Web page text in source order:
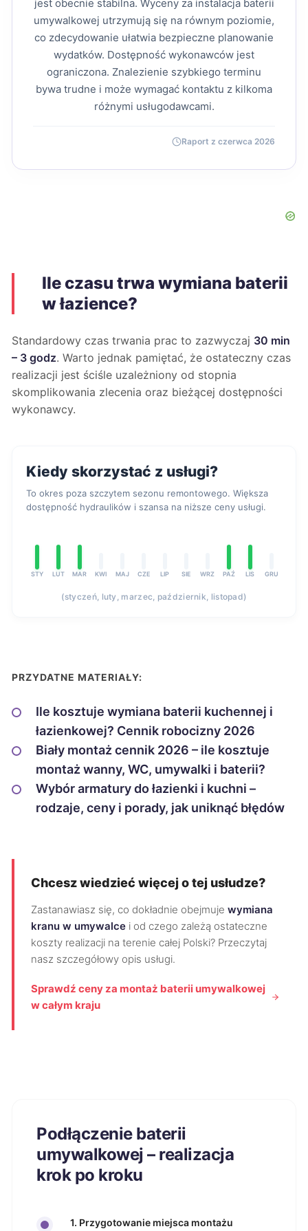
jest obecnie stabilna. Wyceny za instalacja baterii
umywalkowej utrzymują się na równym poziomie,
co zdecydowanie ułatwia bezpieczne planowanie
wydatków. Dostępność wykonawców jest
ograniczona. Znalezienie szybkiego terminu
bywa trudne i może wymagać kontaktu z kilkoma
różnymi usługodawcami.
Raport z czerwca 2026
Ile czasu trwa wymiana baterii
w łazience?
Standardowy czas trwania prac to zazwyczaj 30 min
– 3 godz. Warto jednak pamiętać, że ostateczny czas
realizacji jest ściśle uzależniony od stopnia
skomplikowania zlecenia oraz bieżącej dostępności
wykonawcy.
Kiedy skorzystać z usługi?
To okres poza szczytem sezonu remontowego. Większa
dostępność hydraulików i szansa na niższe ceny usługi.
STY LUT MAR KWI MAJ CZE LIP SIE WRZ PAŹ LIS GRU
(styczeń, luty, marzec, październik, listopad)
PRZYDATNE MATERIAŁY:
Ile kosztuje wymiana baterii kuchennej i
łazienkowej? Cennik robocizny 2026
Biały montaż cennik 2026 – ile kosztuje
montaż wanny, WC, umywalki i baterii?
Wybór armatury do łazienki i kuchni –
rodzaje, ceny i porady, jak uniknąć błędów
Chcesz wiedzieć więcej o tej usłudze?
Zastanawiasz się, co dokładnie obejmuje wymiana
kranu w umywalce i od czego zależą ostateczne
koszty realizacji na terenie całej Polski? Przeczytaj
nasz szczegółowy opis usługi.
Sprawdź ceny za montaż baterii umywalkowej
w całym kraju
Podłączenie baterii
umywalkowej – realizacja
krok po kroku
1. Przygotowanie miejsca montażu